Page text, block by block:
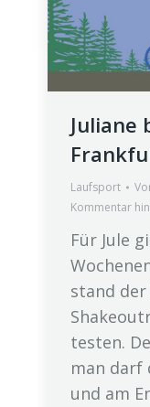
Juliane
Laufsport
Kommentar
Für Jule
stand der
testen.
man darf
und am